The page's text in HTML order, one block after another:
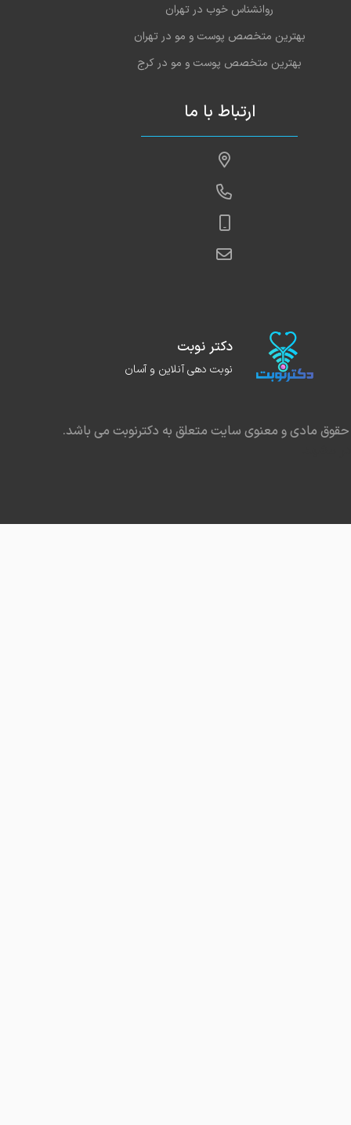
روانشناس خوب در تهران
بهترین متخصص پوست و مو در تهران
بهترین متخصص پوست و مو در کرج
ارتباط با ما
دکتر نوبت
نوبت دهی آنلاین و آسان
مادی و معنوی سایت متعلق به دکترنوبت می باشد.